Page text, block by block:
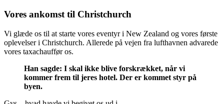
Vores ankomst til Christchurch
Vi glæde os til at starte vores eventyr i New Zealand og vores første
oplevelser i Christchurch. Allerede på vejen fra lufthavnen advarede
vores taxachauffør os.
Han sagde: I skal ikke blive forskrækket, når vi
kommer frem til jeres hotel. Der er kommet styr på
byen.